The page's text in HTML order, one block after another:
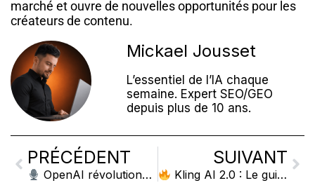
marché et ouvre de nouvelles opportunités pour les
créateurs de contenu.
Mickael Jousset
L’essentiel de l’IA chaque
semaine. Expert SEO/GEO
depuis plus de 10 ans.
PRÉCÉDENT
OpenAI révolutionne les agents vocaux avec ses nouveaux modèles audio de pointe
SUIVANT
Kling AI 2.0 : Le guide pour maîtriser la nouvelle version du 1er générateur de vidéo